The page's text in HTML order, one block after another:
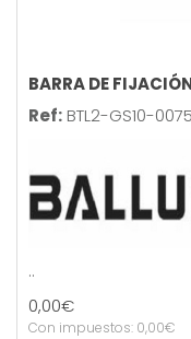
BARRA DE
Ref: BTL2-GS10-
..
0,00€
Con impuestos: 0,00€